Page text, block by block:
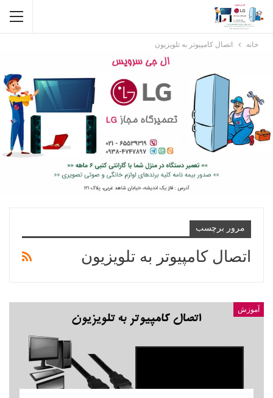
خانه اتصال کامپیوتر به تلویزیون
مرور برچسب
اتصال کامپیوتر به تلویزیون
آموزش